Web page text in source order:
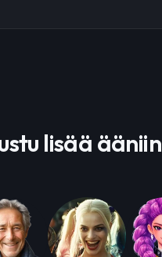
lisää ääniin